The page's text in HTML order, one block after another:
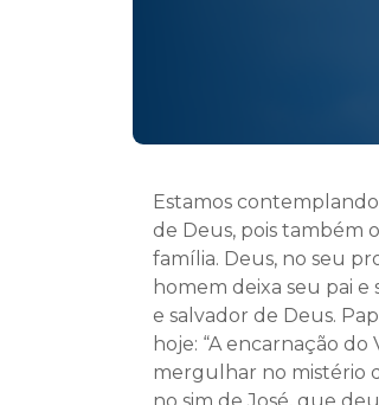
Estamos
de Deus, pois também
família. Deus, no seu
homem deixa seu pai e
e salvador de Deus.
hoje: “A encarnação
mergulhar no mistério